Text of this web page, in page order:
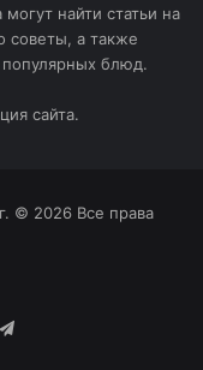
найти статьи на
советы, а также
блюд.
сайта.
© 2026 Все права
Telegram